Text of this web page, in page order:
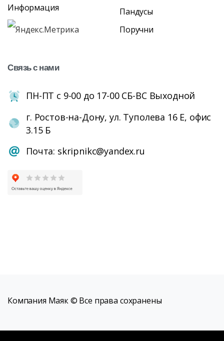
Информация
Пандусы
Поручни
Связьснами
ПН-ПТ с 9-00 до 17-00 СБ-ВС Выходной
г. Ростов-на-Дону, ул. Туполева 16 Е, офис
3.15 Б
Почта: skripnikc@yandex.ru
Компания Маяк © Все права сохранены